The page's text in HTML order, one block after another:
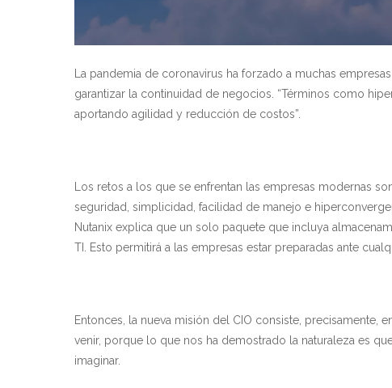
La pandemia de coronavirus ha forzado a muchas
garantizar la continuidad de negocios. “Términos como
aportando agilidad y reducción de costos”.
Los retos a los que se enfrentan las empresas modernas
seguridad, simplicidad, facilidad de manejo e
Nutanix explica que un solo paquete que incluya
TI. Esto permitirá a las empresas estar preparadas ante
Entonces, la nueva misión del CIO consiste, precisamente,
venir, porque lo que nos ha demostrado la naturaleza es
imaginar.